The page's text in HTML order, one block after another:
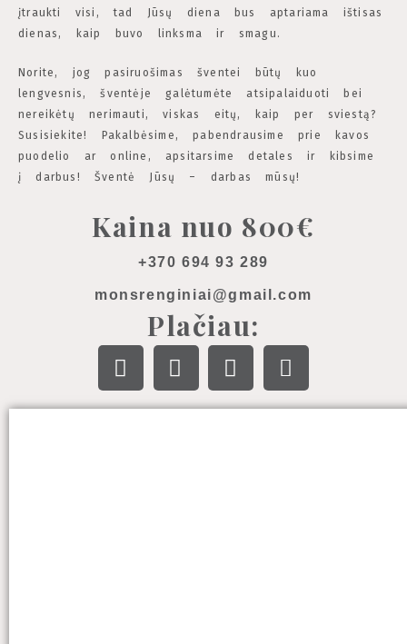
įtraukti visi, tad Jūsų diena bus aptariama ištisas
dienas, kaip buvo linksma ir smagu.
Norite, jog pasiruošimas šventei būtų kuo
lengvesnis, šventėje galėtumėte atsipalaiduoti bei
nereikėtų nerimauti, viskas eitų, kaip per sviestą?
Susisiekite! Pakalbėsime, pabendrausime prie kavos
puodelio ar online, apsitarsime detales ir kibsime
į darbus! Šventė Jūsų – darbas mūsų!
Kaina nuo 800€
+370 694 93 289
monsrenginiai@gmail.com
Plačiau: